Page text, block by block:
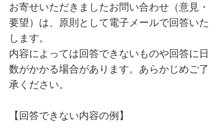
お寄せいただきましたお問い合わせ（意見・
要望）は、原則として電子メールで回答いた
します。
内容によっては回答できないものや回答に日
数がかかる場合があります。あらかじめご了
承ください。
【回答できない内容の例】